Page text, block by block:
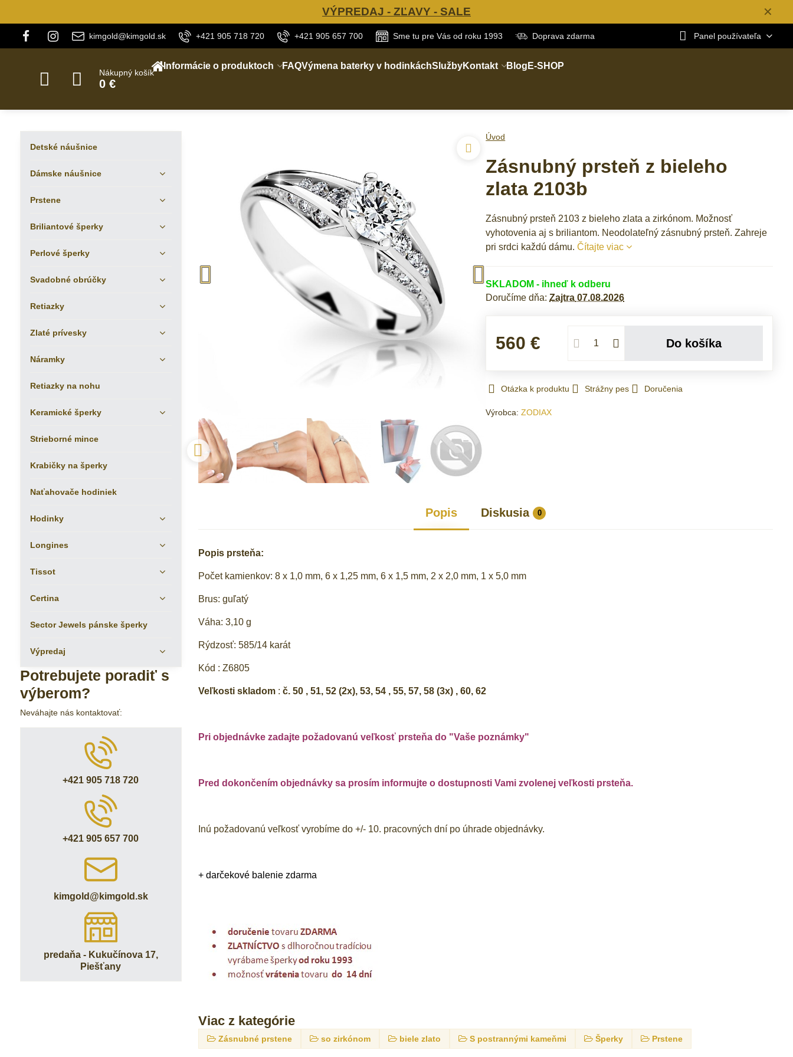
✕
VÝPREDAJ - ZĽAVY - SALE
kimgold@kimgold.sk +421 905 718 720 +421 905 657 700 Sme tu pre Vás od roku 1993 Doprava zdarma Panel používateľa
Nákupný košík
0 €
Informácie o produktoch FAQVýmena baterky v hodinkáchSlužbyKontakt Blog E-SHOP
Úvod
Zásnubný prsteň z bieleho
zlata 2103b
Zásnubný prsteň 2103 z bieleho zlata a zirkónom. Možnosť
vyhotovenia aj s briliantom. Neodolateľný zásnubný prsteň. Zahreje
pri srdci každú dámu.Čítajte viac
SKLADOM - ihneď k odberu
Doručíme dňa:Zajtra 07.08.2026
560 € Do košíka
Otázka k produktu Strážny pes Doručenia
Výrobca:ZODIAX
Popis Diskusia 0
Popis prsteňa:
Počet kamienkov: 8 x 1,0 mm, 6 x 1,25 mm, 6 x 1,5 mm, 2 x 2,0 mm, 1 x 5,0 mm
Brus: guľatý
Váha: 3,10 g
Rýdzosť: 585/14 karát
Kód : Z6805
Veľkosti skladom :č. 50 , 51, 52 (2x), 53, 54 , 55, 57, 58 (3x) , 60, 62
Pri objednávke zadajte požadovanú veľkosť prsteňa do "Vaše poznámky"
Pred dokončením objednávky sa prosím informujte o dostupnosti Vami zvolenej veľkosti prsteňa.
Inú požadovanú veľkosť vyrobíme do +/- 10. pracovných dní po úhrade objednávky.
+ darčekové balenie zdarma
Viac z kategórie
Zásnubné prstene so zirkónom biele zlato S postrannými kameňmi Šperky Prstene
Detské náušnice
Dámske náušnice
Prstene
Briliantové šperky
Perlové šperky
Svadobné obrúčky
Retiazky
Zlaté prívesky
Náramky
Retiazky na nohu
Keramické šperky
Strieborné mince
Krabičky na šperky
Naťahovače hodiniek
Hodinky
Longines
Tissot
Certina
Sector Jewels pánske šperky
Výpredaj
Potrebujete poradiť s
výberom?
Neváhajte nás kontaktovať:
+421 905 718 720
+421 905 657 700
kimgold​@kimgold​.sk
predaňa - Kukučínova 17,
Piešťany